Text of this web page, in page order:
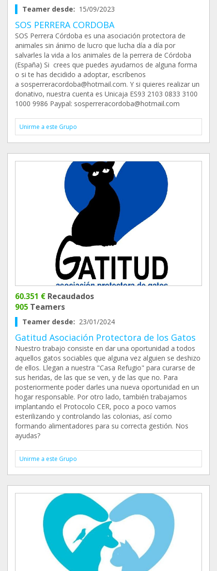
Teamer desde: 15/09/2023
SOS PERRERA CORDOBA
SOS Perrera Córdoba es una asociación protectora de
animales sin ánimo de lucro que lucha día a día por
salvarles la vida a los animales de la perrera de Córdoba
(España) Si crees que puedes ayudarnos de alguna forma
o si te has decidido a adoptar, escríbenos
a sosperreracordoba@hotmail.com. Y si quieres realizar un
donativo, nuestra cuenta es Unicaja ES93 2103 0833 3100
1000 9986 Paypal: sosperreracordoba@hotmail.com
Unirme a este Grupo
60.351 € Recaudados
905 Teamers
Teamer desde: 23/01/2024
Gatitud Asociación Protectora de los Gatos
Nuestro trabajo consiste en dar una oportunidad a todos
aquellos gatos sociables que alguna vez alguien se deshizo
de ellos. Llegan a nuestra "Casa Refugio" para curarse de
sus heridas, de las que se ven, y de las que no. Para
posteriormente poder darles una nueva oportunidad en un
hogar responsable. Por otro lado, también trabajamos
implantando el Protocolo CER, poco a poco vamos
esterilizando y controlando las colonias, así como
formando alimentadores para su correcta gestión. Nos
ayudas?
Unirme a este Grupo